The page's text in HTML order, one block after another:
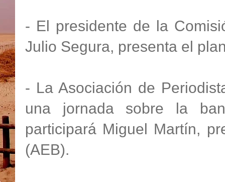
- El presidente de la
Julio Segura, presenta el
- La Asociación de
una jornada sobre la
participará Miguel Martín,
(AEB).